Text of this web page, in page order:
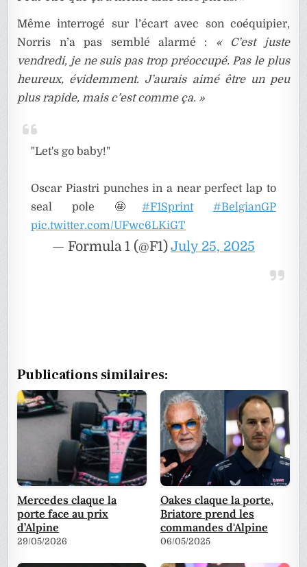
Même interrogé sur l’écart avec son coéquipier,
Norris n’a pas semblé alarmé : « C’est juste
vendredi, je ne suis pas trop préoccupé. Pas le plus
heureux, évidemment. J’aurais aimé être un peu
plus rapide, mais c’est comme ça. »
"Let's go baby!"
Oscar Piastri punches in a near perfect lap to
seal pole 🤩#F1Sprint
#BelgianGP
pic.twitter.com/UFwc6LKiGT
— Formula 1 (@F1)July 25, 2025
Publications similaires:
Mercedes claque la
porte face au prix
d’Alpine
29/05/2026
Oakes claque la porte,
Briatore prend les
commandes d'Alpine
06/05/2025